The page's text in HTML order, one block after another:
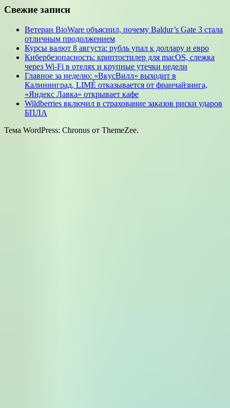
Свежие записи
Ветеран BioWare объяснил, почему Baldur’s Gate 3 стала
отличным продолжением
Курсы валют 8 августа: рубль упал к доллару и евро
Кибербезопасность: криптостилер для macOS, слежка
через Wi-Fi в отелях и крупные утечки недели
Главное за неделю: «ВкусВилл» выходит в
Калининград, LIMÉ отказывается от франчайзинга,
«Яндекс Лавка» открывает кафе
Wildberries включил в страхование заказов риски ударов
БПЛА
Тема WordPress: Chronus от ThemeZee.